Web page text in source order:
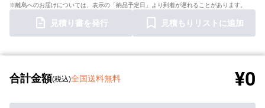
※離島へのお届けについては、表示の「納品予定日」より到着が遅れることがあります。
見積り書を発行 見積もりリストに追加
合計金額(税込)全国送料無料 ¥0